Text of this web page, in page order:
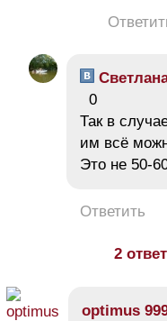
0
Так в
им всё
Это не 50-
Ответить
2
optimus